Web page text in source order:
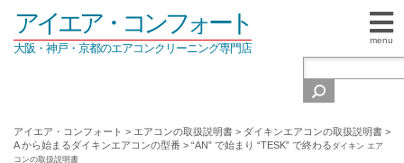
menu
アイエア・コンフォート
大阪・神戸・京都のエアコンクリーニング専門店
アイエア・コンフォート > エアコンの取扱説明書 > ダイキンエアコンの取扱説明書 >
A から始まるダイキンエアコンの型番 > “AN” で始まり “TESK” で終わる ダイキン エア
コンの取扱説明書